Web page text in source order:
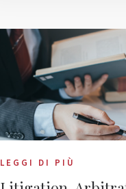
LEGGI DI PIÙ